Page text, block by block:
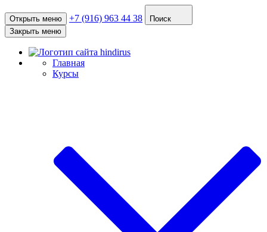
Открыть меню +7 (916) 963 44 38
Поиск
Закрыть меню
Главная
Курсы